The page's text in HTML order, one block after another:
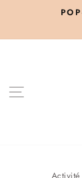
content
SITE
Activité